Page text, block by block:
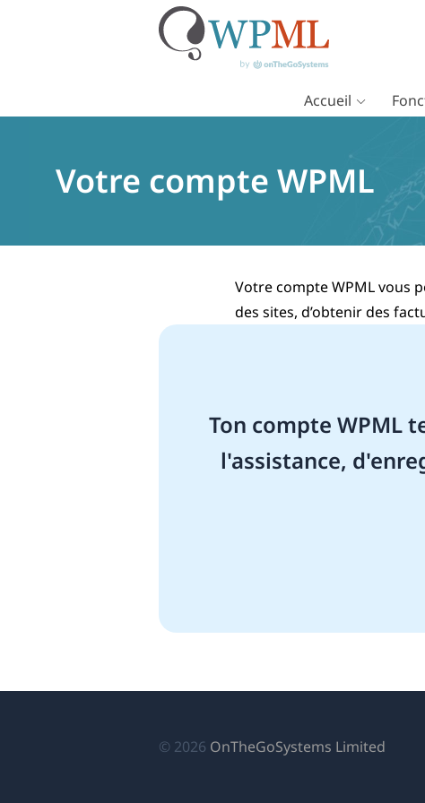
Accueil
Votre compte WPML
Votre compte WPML vous
des sites, d’obtenir des
Ton compte WPML
l'assistance,
© 2026 OnTheGoSystems Limited